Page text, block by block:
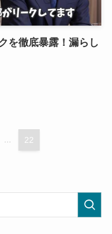
を徹底暴露！漏らし
22